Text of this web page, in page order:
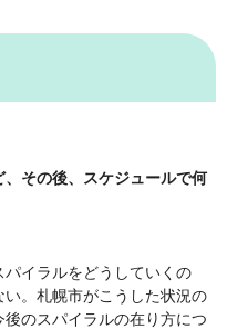
その後、スケジュールで何
イラルをどうしていくの
。札幌市がこうした状況の
のスパイラルの在り方につ